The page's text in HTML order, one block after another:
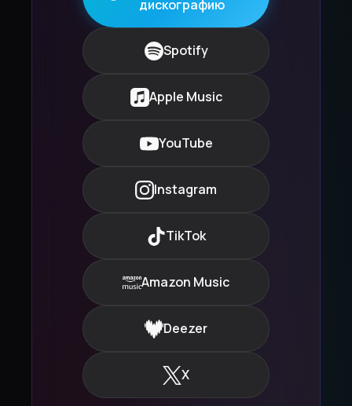
дискографию
Spotify
Apple Music
YouTube
Instagram
TikTok
Amazon Music
Deezer
X